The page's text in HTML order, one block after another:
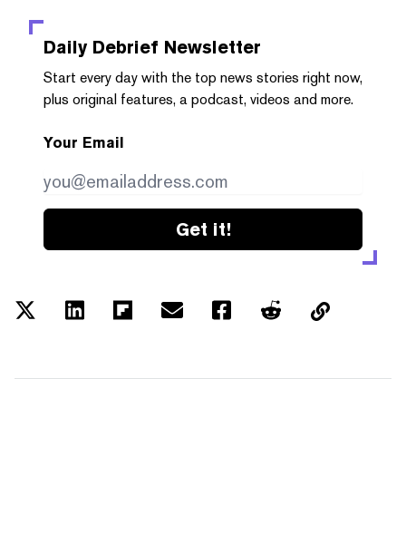
Daily Debrief Newsletter
Start every day with the top news stories right now,
plus original features, a podcast, videos and more.
Your Email
Get it!